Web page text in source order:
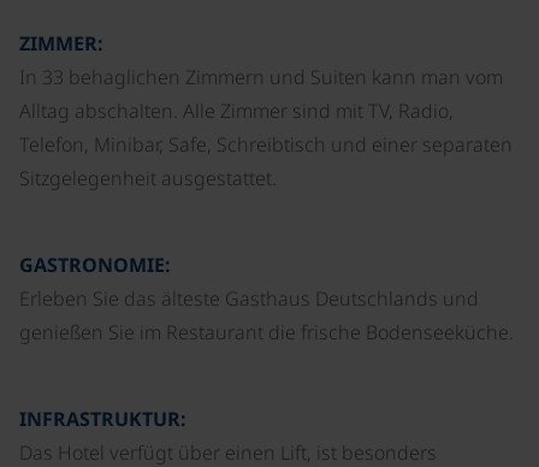
ZIMMER:
In 33 behaglichen Zimmern und Suiten kann man vom
Alltag abschalten. Alle Zimmer sind mit TV, Radio,
Telefon, Minibar, Safe, Schreibtisch und einer separaten
Sitzgelegenheit ausgestattet.
GASTRONOMIE:
Erleben Sie das älteste Gasthaus Deutschlands und
genießen Sie im Restaurant die frische Bodenseeküche.
INFRASTRUKTUR:
Das Hotel verfügt über einen Lift, ist besonders